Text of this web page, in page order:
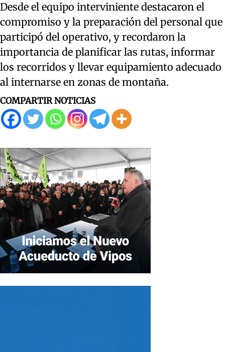
Desde el equipo interviniente destacaron el
compromiso y la preparación del personal que
participó del operativo, y recordaron la
importancia de planificar las rutas, informar
los recorridos y llevar equipamiento adecuado
al internarse en zonas de montaña.
COMPARTIR NOTICIAS